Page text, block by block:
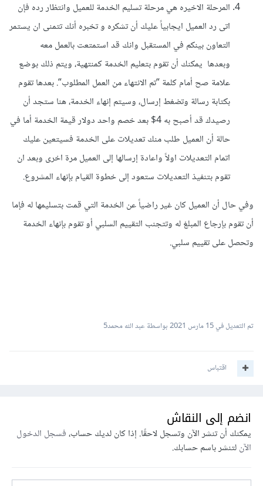
المرحلة الاخيره هي مرحلة تسليم الخدمة للعميل وانتظار رده فإن
اتى رد العميل ايجابياً عليك أن تشكره و تخبره أنك تتمنى ان يستمر
التعاون بينكم في المستقبل وانك قد استمتعت بالعمل معه
وبعدها يمكنك أن تقوم بتعليم الخدمة كمنتهية، ويتم ذلك بوضع
علامة صح أمام كلمة “تم الانتهاء من العمل المطلوب“. بعدها تقوم
بكتابة رسالة وتضغط إرسال، وسيتم إنهاء الخدمة، هنا ستجد أن
رصيدك قد أصبح به 4$ بعد خصم واحد دولار قيمة الخدمة أما في
حالة أن العميل طلب منك تعديلات على الخدمة فسيتعين عليك
اتمام التعديلات اولاً واعادة إرسالها إلى العميل مرة اخرى وبعد ان
تقوم بتنفيذ التعديلات ستعود إلى خطوة القيام بإنهاء المشروع.
وفي حال أن العميل كان غير راضياً عن الخدمة التي قمت بتسليمها له فإما
أن تقوم بإرجاع المبلغ له وتتجنب التقييم السلبي أو تقوم بإنهاء الخدمة
وتحصل على تقييم سلبي.
تم التعديل في15 مارس 2021 بواسطة عبد الله محمد5
اقتباس
انضم إلى النقاش
يمكنك أن تنشر الآن وتسجل لاحقًا. إذا كان لديك حساب،فسجل الدخول
الآنلتنشر باسم حسابك.